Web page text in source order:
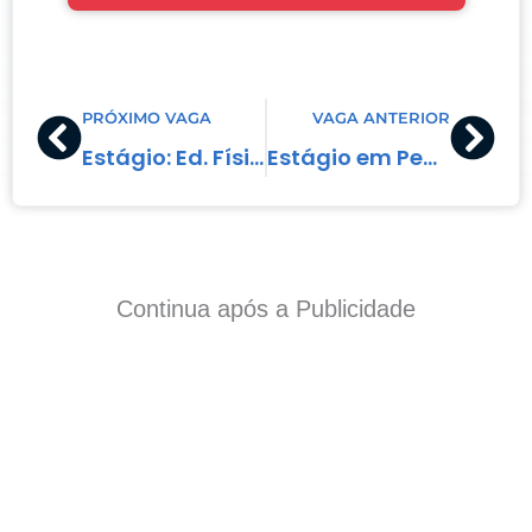
Prev
PRÓXIMO VAGA
Estágio: Ed. Física Bacharel
VAGA ANTERIOR
Estágio em Pedagogia
Continua após a Publicidade